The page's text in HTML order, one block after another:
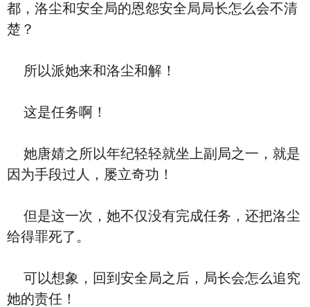
都，洛尘和安全局的恩怨安全局局长怎么会不清
楚？
所以派她来和洛尘和解！
这是任务啊！
她唐婧之所以年纪轻轻就坐上副局之一，就是
因为手段过人，屡立奇功！
但是这一次，她不仅没有完成任务，还把洛尘
给得罪死了。
可以想象，回到安全局之后，局长会怎么追究
她的责任！